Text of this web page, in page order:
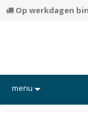
Op werkdagen
menu
Flyers